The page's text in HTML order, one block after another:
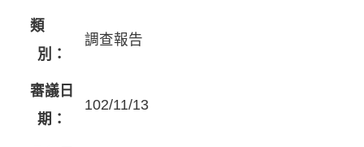
類
別：
調查報告
審議日
期：
102/11/13